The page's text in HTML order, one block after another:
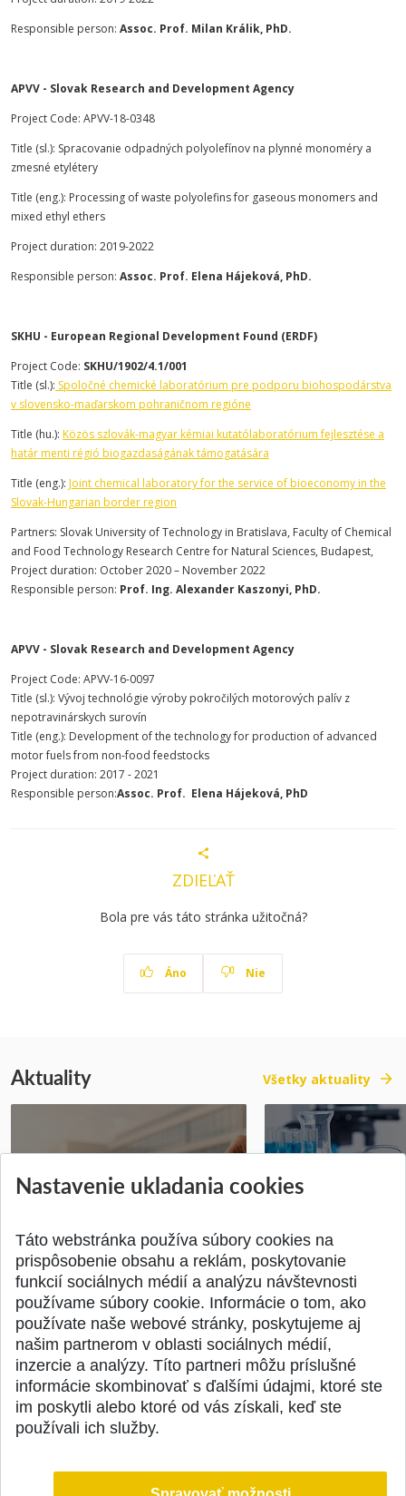
Responsible person: Assoc. Prof. Milan Králik, PhD.
APVV - Slovak Research and Development Agency
Project Code: APVV-18-0348
Title (sl.): Spracovanie odpadných polyolefínov na plynné monoméry a
zmesné etylétery
Title (eng.): Processing of waste polyolefins for gaseous monomers and
mixed ethyl ethers
Project duration: 2019-2022
Responsible person: Assoc. Prof. Elena Hájeková, PhD.
SKHU - European Regional Development Found (ERDF)
Project Code: SKHU/1902/4.1/001
Title (sl.): Spoločné chemické laboratórium pre podporu biohospodárstva
v slovensko-maďarskom pohraničnom regióne
Title (hu.): Közös szlovák-magyar kémiai kutatólaboratórium fejlesztése a
határ menti régió biogazdaságának támogatására
Title (eng.): Joint chemical laboratory for the service of bioeconomy in the
Slovak-Hungarian border region
Partners: Slovak University of Technology in Bratislava, Faculty of Chemical
and Food Technology Research Centre for Natural Sciences, Budapest,
Project duration: October 2020 – November 2022
Responsible person: Prof. Ing. Alexander Kaszonyi, PhD.
APVV - Slovak Research and Development Agency
Project Code: APVV-16-0097
Title (sl.): Vývoj technológie výroby pokročilých motorových palív z
nepotravinárskych surovín
Title (eng.): Development of the technology for production of advanced
motor fuels from non-food feedstocks
Project duration: 2017 - 2021
Responsible person:Assoc. Prof. Elena Hájeková, PhD
ZDIEĽAŤ
Bola pre vás táto stránka užitočná?
Áno Nie
Aktuality Všetky aktuality
dekana Fakulty chemickej a
Prihlášky na
inžinierske
SPÄŤ NA VRCH
Nastavenie ukladania cookies
Táto webstránka používa súbory cookies na
prispôsobenie obsahu a reklám, poskytovanie
funkcií sociálnych médií a analýzu návštevnosti
používame súbory cookie. Informácie o tom, ako
používate naše webové stránky, poskytujeme aj
našim partnerom v oblasti sociálnych médií,
inzercie a analýzy. Títo partneri môžu príslušné
informácie skombinovať s ďalšími údajmi, ktoré ste
im poskytli alebo ktoré od vás získali, keď ste
používali ich služby.